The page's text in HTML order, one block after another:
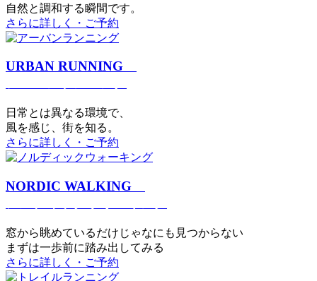
⾃然と調和する瞬間です。
さらに詳しく・ご予約
URBAN RUNNING
日常とは異なる環境で、
風を感じ、街を知る。
さらに詳しく・ご予約
NORDIC WALKING
窓から眺めているだけじゃなにも見つからない
まずは一歩前に踏み出してみる
さらに詳しく・ご予約